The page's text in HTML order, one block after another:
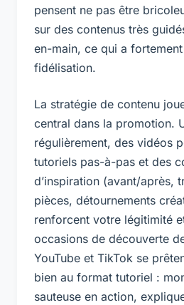
pensent ne pas être
sur des contenus très
en-main, ce qui a
fidélisation.
La stratégie de contenu
central dans la promotion.
régulièrement, des vidéos
tutoriels pas-à-pas et des
d’inspiration (avant/après,
pièces, détournements
renforcent votre légitimité
occasions de découverte
YouTube et TikTok se
bien au format tutoriel :
sauteuse en action,